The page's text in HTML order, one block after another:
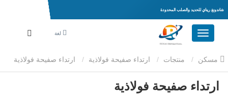
شاندونغ ريناي للحديد والصلب المحدودة
لغة
منتجات ارتداء صفيحة فولاذية ارتداء صفيحة فولاذية
مقاومة ارتداء صفيحة فولاذية
ارتداء صفيحة فولاذية